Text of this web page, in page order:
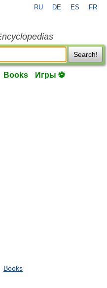
RU DE ES FR
Search!
Books Игры ⚽
Books